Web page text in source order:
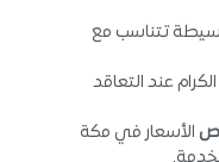
تتناسب مع
عند التعاقد
الأسعار في مكة